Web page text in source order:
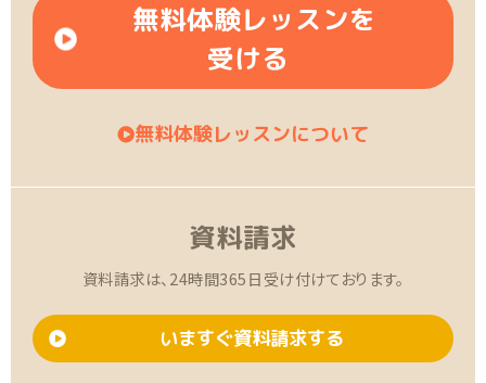
無料体験レッスンを
受ける
無料体験レッスンについて
資料請求
資料請求は、24時間365日受け付けております。
いますぐ資料請求する